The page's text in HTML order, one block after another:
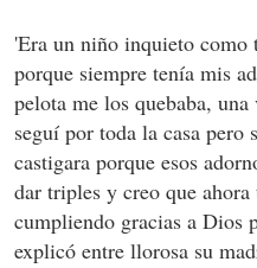
'Era un niño inquieto como
porque siempre tenía mis
pelota me los quebaba,
seguí por toda la casa pero
castigara porque esos
dar triples y creo que
cumpliendo gracias a Dios
explicó entre llorosa su